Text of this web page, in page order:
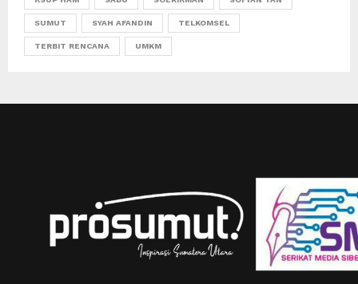
SUMUT SYAH AFANDIN TELKOMSEL
TERBIT RENCANA UMKM